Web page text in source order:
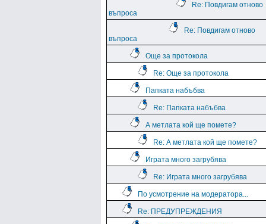
Re: Повдигам отново
въпроса
Re: Повдигам отново
въпроса
Още за протокола
Re: Още за протокола
Папката набъбва
Re: Папката набъбва
А метлата кой ще помете?
Re: А метлата кой ще помете?
Играта много загрубява
Re: Играта много загрубява
По усмотрение на модератора...
Re: ПРЕДУПРЕЖДЕНИЯ